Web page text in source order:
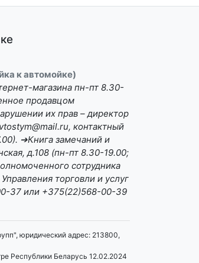
к автомойке)
магазина пн-пт 8.30-
продавцом
их прав – директор
контактный
➔Книга замечаний и
д.108 (пн-пт 8.30-19.00;
сотрудника
торговли и услуг
37 или +375(22)568-00-39
юридический адрес: 213800,
Республики Беларусь 12.02.2024